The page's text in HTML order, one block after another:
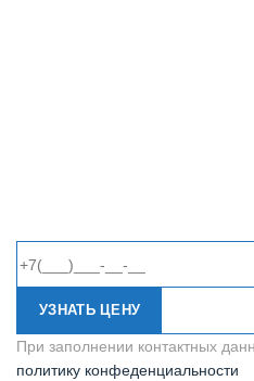
УЗНАТЬ ЦЕНУ
При заполнении контактных
политику конфеденциальности